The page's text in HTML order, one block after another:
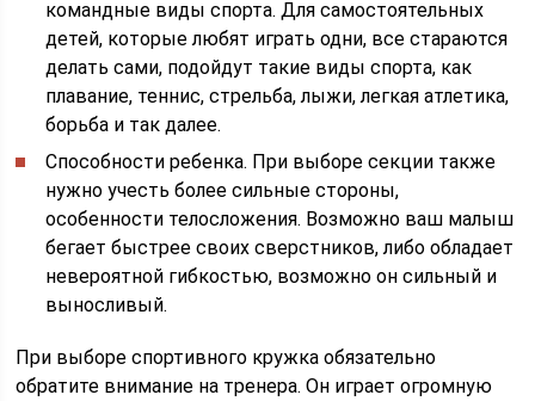
командные виды спорта. Для самостоятельных
детей, которые любят играть одни, все стараются
делать сами, подойдут такие виды спорта, как
плавание, теннис, стрельба, лыжи, легкая атлетика,
борьба и так далее.
Способности ребенка. При выборе секции также
нужно учесть более сильные стороны,
особенности телосложения. Возможно ваш малыш
бегает быстрее своих сверстников, либо обладает
невероятной гибкостью, возможно он сильный и
выносливый.
При выборе спортивного кружка обязательно
обратите внимание на тренера. Он играет огромную